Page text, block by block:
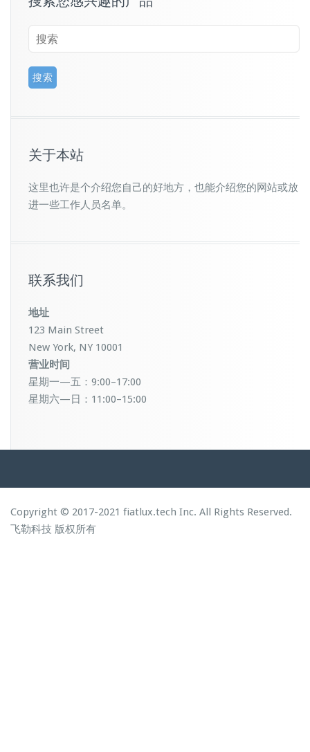
关于本站
这里也许是个介绍您自己的好地方，也能介绍您的网站或放
进一些工作人员名单。
联系我们
地址
123 Main Street
New York, NY 10001
营业时间
星期一—五：9:00–17:00
星期六—日：11:00–15:00
Copyright © 2017-2021 fiatlux.tech Inc. All Rights Reserved.
飞勒科技 版权所有